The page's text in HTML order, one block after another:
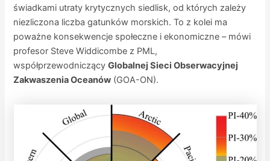
świadkami utraty krytycznych siedlisk, od których zależy
niezliczona liczba gatunków morskich. To z kolei ma
poważne konsekwencje społeczne i ekonomiczne – mówi
profesor Steve Widdicombe z PML,
współprzewodniczącyGlobalnej Sieci Obserwacyjnej
Zakwaszenia Oceanów (GOA-ON).